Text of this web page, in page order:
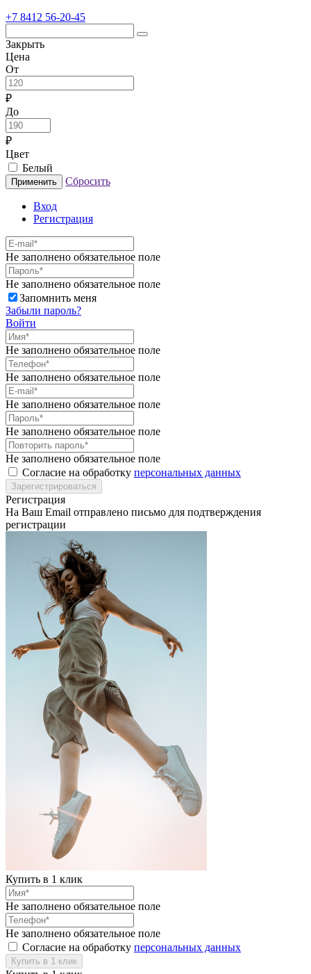
+7 8412 56-20-45
Закрыть
Цена
От
₽
До
₽
Цвет
Белый
Применить Сбросить
Вход
Регистрация
Не заполнено обязательное поле
Не заполнено обязательное поле
Запомнить меня
Забыли пароль?
Войти
Не заполнено обязательное поле
Не заполнено обязательное поле
Не заполнено обязательное поле
Не заполнено обязательное поле
Не заполнено обязательное поле
Согласие на обработку персональных данных
Регистрация
На Ваш Email отправлено письмо для подтверждения
регистрации
Купить в 1 клик
Не заполнено обязательное поле
Не заполнено обязательное поле
Согласие на обработку персональных данных